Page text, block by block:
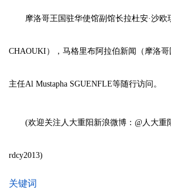
摩洛哥王国驻华使馆副馆长拉杜安·沙欧
CHAOUKI），马格里布阿拉伯新闻（摩洛
主任Al Mustapha SGUENFLE等随行访问。
(欢迎关注人大重阳新浪微博：@人大重
rdcy2013)
关键词